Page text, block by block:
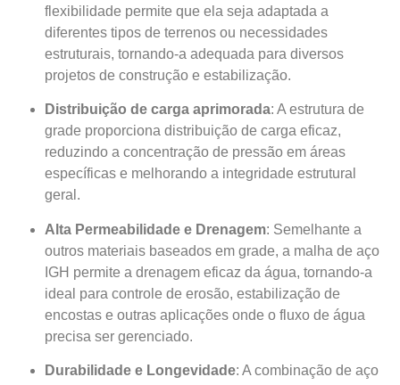
flexibilidade permite que ela seja adaptada a
diferentes tipos de terrenos ou necessidades
estruturais, tornando-a adequada para diversos
projetos de construção e estabilização.
Distribuição de carga aprimorada: A estrutura de
grade proporciona distribuição de carga eficaz,
reduzindo a concentração de pressão em áreas
específicas e melhorando a integridade estrutural
geral.
Alta Permeabilidade e Drenagem: Semelhante a
outros materiais baseados em grade, a malha de aço
IGH permite a drenagem eficaz da água, tornando-a
ideal para controle de erosão, estabilização de
encostas e outras aplicações onde o fluxo de água
precisa ser gerenciado.
Durabilidade e Longevidade: A combinação de aço